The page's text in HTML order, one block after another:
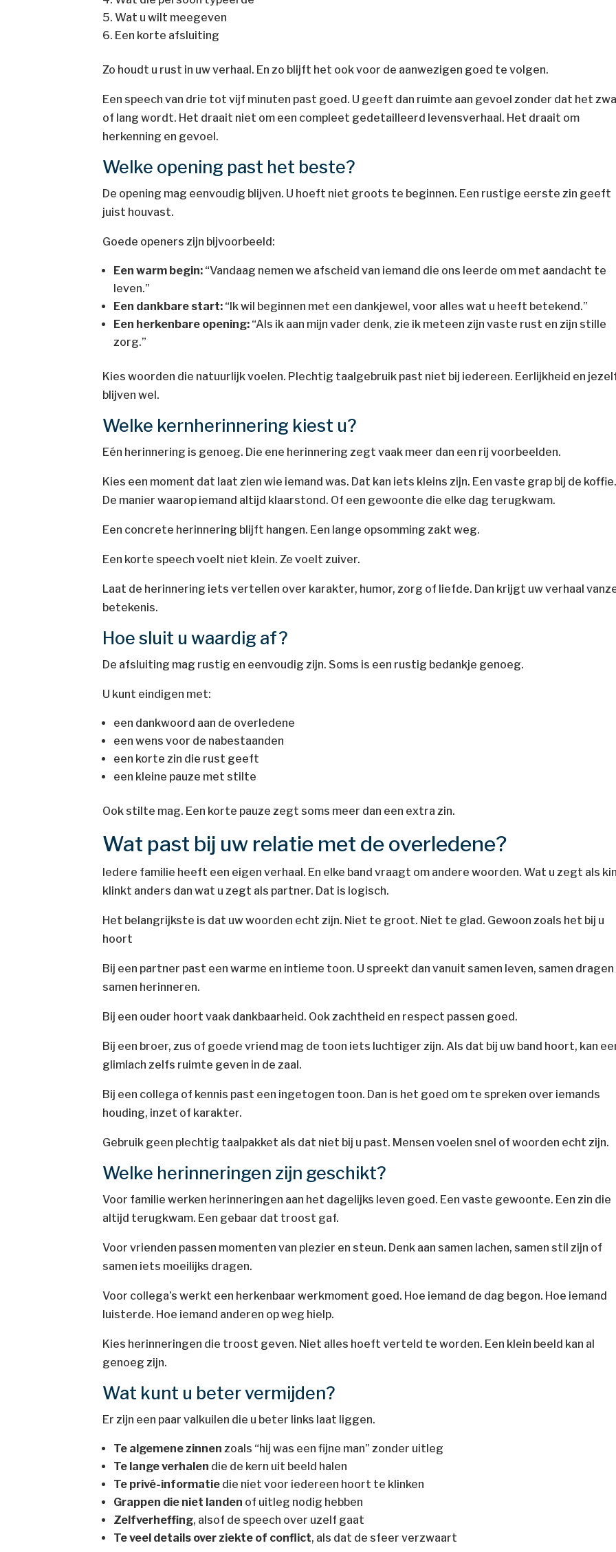
Wat u wilt meegeven
Een korte afsluiting
Zo houdt u rust in uw verhaal. En zo blijft het ook voor de aanwezigen goed te volgen.
Een speech van drie tot vijf minuten past goed. U geeft dan ruimte aan gevoel zonder dat het
of lang wordt. Het draait niet om een compleet gedetailleerd levensverhaal. Het draait om
herkenning en gevoel.
Welke opening past het beste?
De opening mag eenvoudig blijven. U hoeft niet groots te beginnen. Een rustige eerste zin geeft
juist houvast.
Goede openers zijn bijvoorbeeld:
Een warm begin: “Vandaag nemen we afscheid van iemand die ons leerde om met aandacht te
leven.”
Een dankbare start: “Ik wil beginnen met een dankjewel, voor alles wat u heeft betekend.”
Een herkenbare opening: “Als ik aan mijn vader denk, zie ik meteen zijn vaste rust en zijn stille
zorg.”
Kies woorden die natuurlijk voelen. Plechtig taalgebruik past niet bij iedereen. Eerlijkheid en
blijven wel.
Welke kernherinnering kiest u?
Eén herinnering is genoeg. Die ene herinnering zegt vaak meer dan een rij voorbeelden.
Kies een moment dat laat zien wie iemand was. Dat kan iets kleins zijn. Een vaste grap bij de
De manier waarop iemand altijd klaarstond. Of een gewoonte die elke dag terugkwam.
Een concrete herinnering blijft hangen. Een lange opsomming zakt weg.
Een korte speech voelt niet klein. Ze voelt zuiver.
Laat de herinnering iets vertellen over karakter, humor, zorg of liefde. Dan krijgt uw verhaal
betekenis.
Hoe sluit u waardig af?
De afsluiting mag rustig en eenvoudig zijn. Soms is een rustig bedankje genoeg.
U kunt eindigen met:
een dankwoord aan de overledene
een wens voor de nabestaanden
een korte zin die rust geeft
een kleine pauze met stilte
Ook stilte mag. Een korte pauze zegt soms meer dan een extra zin.
Wat past bij uw relatie met de overledene?
Iedere familie heeft een eigen verhaal. En elke band vraagt om andere woorden. Wat u zegt als
klinkt anders dan wat u zegt als partner. Dat is logisch.
Het belangrijkste is dat uw woorden echt zijn. Niet te groot. Niet te glad. Gewoon zoals het bij u
hoort
Bij een partner past een warme en intieme toon. U spreekt dan vanuit samen leven, samen dragen
samen herinneren.
Bij een ouder hoort vaak dankbaarheid. Ook zachtheid en respect passen goed.
Bij een broer, zus of goede vriend mag de toon iets luchtiger zijn. Als dat bij uw band hoort, kan
glimlach zelfs ruimte geven in de zaal.
Bij een collega of kennis past een ingetogen toon. Dan is het goed om te spreken over iemands
houding, inzet of karakter.
Gebruik geen plechtig taalpakket als dat niet bij u past. Mensen voelen snel of woorden echt zijn.
Welke herinneringen zijn geschikt?
Voor familie werken herinneringen aan het dagelijks leven goed. Een vaste gewoonte. Een zin die
altijd terugkwam. Een gebaar dat troost gaf.
Voor vrienden passen momenten van plezier en steun. Denk aan samen lachen, samen stil zijn of
samen iets moeilijks dragen.
Voor collega’s werkt een herkenbaar werkmoment goed. Hoe iemand de dag begon. Hoe iemand
luisterde. Hoe iemand anderen op weg hielp.
Kies herinneringen die troost geven. Niet alles hoeft verteld te worden. Een klein beeld kan al
genoeg zijn.
Wat kunt u beter vermijden?
Er zijn een paar valkuilen die u beter links laat liggen.
Te algemene zinnen zoals “hij was een fijne man” zonder uitleg
Te lange verhalen die de kern uit beeld halen
Te privé-informatie die niet voor iedereen hoort te klinken
Grappen die niet landen of uitleg nodig hebben
Zelfverheffing, alsof de speech over uzelf gaat
Te veel details over ziekte of conflict, als dat de sfeer verzwaart